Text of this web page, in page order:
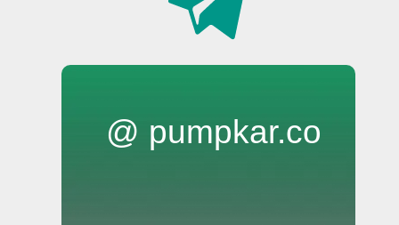
@ pumpkar.co